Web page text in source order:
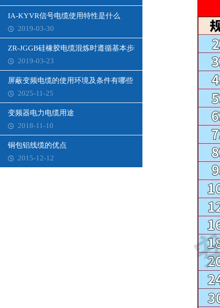
IA-KYVR信号电缆使用特性是什么
2019-03-30
ZR-JGGB硅橡胶电缆混炼时遵循基本步骤是什么
2019-03-23
屏蔽变频电缆的使用环境及条件有哪些
2025-11-25
变频器电力电缆用途
2018-11-10
铜包铝线缆的优点
2015-12-12